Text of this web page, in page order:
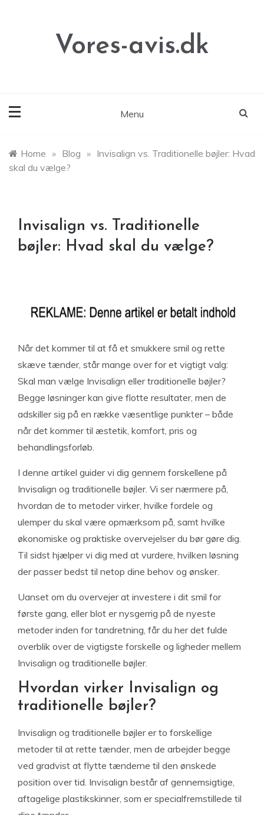
Vores-avis.dk
Menu
Home » Blog » Invisalign vs. Traditionelle bøjler: Hvad
skal du vælge?
Invisalign vs. Traditionelle
bøjler: Hvad skal du vælge?
Når det kommer til at få et smukkere smil og rette
skæve tænder, står mange over for et vigtigt valg:
Skal man vælge Invisalign eller traditionelle bøjler?
Begge løsninger kan give flotte resultater, men de
adskiller sig på en række væsentlige punkter – både
når det kommer til æstetik, komfort, pris og
behandlingsforløb.
I denne artikel guider vi dig gennem forskellene på
Invisalign og traditionelle bøjler. Vi ser nærmere på,
hvordan de to metoder virker, hvilke fordele og
ulemper du skal være opmærksom på, samt hvilke
økonomiske og praktiske overvejelser du bør gøre dig.
Til sidst hjælper vi dig med at vurdere, hvilken løsning
der passer bedst til netop dine behov og ønsker.
Uanset om du overvejer at investere i dit smil for
første gang, eller blot er nysgerrig på de nyeste
metoder inden for tandretning, får du her det fulde
overblik over de vigtigste forskelle og ligheder mellem
Invisalign og traditionelle bøjler.
Hvordan virker Invisalign og
traditionelle bøjler?
Invisalign og traditionelle bøjler er to forskellige
metoder til at rette tænder, men de arbejder begge
ved gradvist at flytte tænderne til den ønskede
position over tid. Invisalign består af gennemsigtige,
aftagelige plastikskinner, som er specialfremstillede til